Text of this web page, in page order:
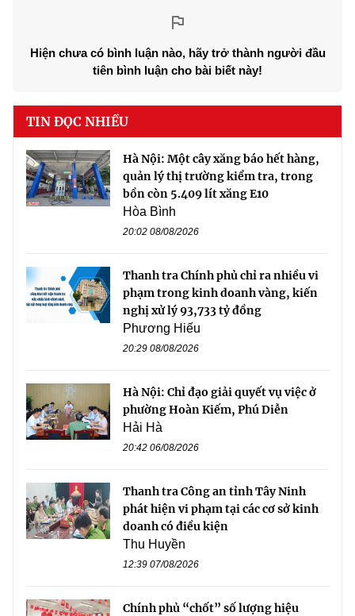
Hiện chưa có bình luận nào, hãy trở thành người đầu
tiên bình luận cho bài biết này!
TIN ĐỌC NHIỀU
Hà Nội: Một cây xăng báo hết hàng,
quản lý thị trường kiểm tra, trong
bồn còn 5.409 lít xăng E10
Hòa Bình
20:02 08/08/2026
Thanh tra Chính phủ chỉ ra nhiều vi
phạm trong kinh doanh vàng, kiến
nghị xử lý 93,733 tỷ đồng
Phương Hiếu
20:29 08/08/2026
Hà Nội: Chỉ đạo giải quyết vụ việc ở
phường Hoàn Kiếm, Phú Diễn
Hải Hà
20:42 06/08/2026
Thanh tra Công an tỉnh Tây Ninh
phát hiện vi phạm tại các cơ sở kinh
doanh có điều kiện
Thu Huyền
12:39 07/08/2026
Chính phủ “chốt” số lượng hiệu